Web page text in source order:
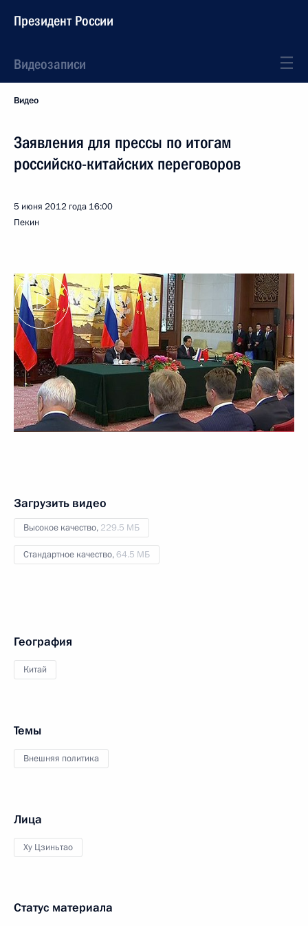
Президент России
Видеозаписи
Видео
Заявления для прессы по итогам
российско-китайских переговоров
5 июня 2012 года 16:00
Пекин
Загрузить видео
Высокое качество, 229.5 МБ
Стандартное качество,64.5 МБ
География
Китай
Темы
Внешняя политика
Лица
Ху Цзиньтао
Статус материала